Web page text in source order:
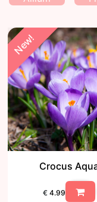
New!
Crocus
€ 4.99